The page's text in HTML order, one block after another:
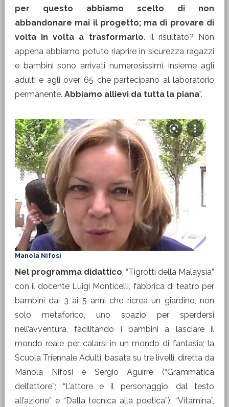
per questo abbiamo scelto di non
abbandonare mai il progetto; ma di provare di
volta in volta a trasformarlo. Il risultato? Non
appena abbiamo potuto riaprire in sicurezza ragazzi
e bambini sono arrivati numerosissimi, insieme agli
adulti e agli over 65 che partecipano al laboratorio
permanente. Abbiamo allievi da tutta la piana”.
Manola Nifosì
Nel programma didattico, “Tigrotti della Malaysia”
con il docente Luigi Monticelli, fabbrica di teatro per
bambini dai 3 ai 5 anni che ricrea un giardino, non
solo metaforico, uno spazio per sperdersi
nell’avventura, facilitando i bambini a lasciare il
mondo reale per calarsi in un mondo di fantasia; la
Scuola Triennale Adulti, basata su tre livelli, diretta da
Manola Nifosi e Sergio Aguirre (“Grammatica
dell’attore”; “L’attore e il personaggio, dal testo
all’azione” e “Dalla tecnica alla poetica”); “Vitamina”,